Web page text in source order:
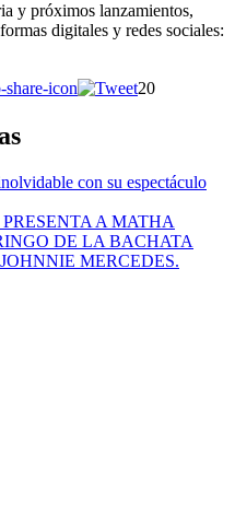
y próximos lanzamientos,
digitales y redes sociales:
20
con su espectáculo
A MATHA
DE LA BACHATA
MERCEDES.